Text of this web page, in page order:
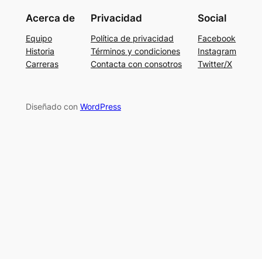
Acerca de
Equipo
Historia
Carreras
Privacidad
Política de privacidad
Términos y condiciones
Contacta con consotros
Social
Facebook
Instagram
Twitter/X
Diseñado con WordPress